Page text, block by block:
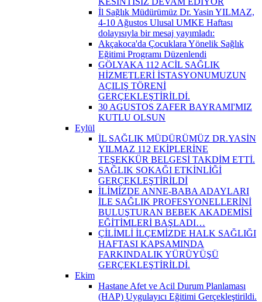
İl Sağlık Müdürümüz Dr. Yasin YILMAZ,
4-10 Ağustos Ulusal UMKE Haftası
dolayısıyla bir mesaj yayımladı:
Akçakoca'da Çocuklara Yönelik Sağlık
Eğitimi Programı Düzenlendi
GÖLYAKA 112 ACİL SAĞLIK
HİZMETLERİ İSTASYONUMUZUN
AÇILIŞ TÖRENİ
GERÇEKLEŞTİRİLDİ.
30 AGUSTOS ZAFER BAYRAMI'MIZ
KUTLU OLSUN
Eylül
İL SAĞLIK MÜDÜRÜMÜZ DR.YASİN
YILMAZ 112 EKİPLERİNE
TEŞEKKÜR BELGESİ TAKDİM ETTİ.
SAĞLIK SOKAĞI ETKİNLİĞİ
GERÇEKLEŞTİRİLDİ
İLİMİZDE ANNE-BABA ADAYLARI
İLE SAĞLIK PROFESYONELLERİNİ
BULUŞTURAN BEBEK AKADEMİSİ
EĞİTİMLERİ BAŞLADI…
ÇİLİMLİ İLÇEMİZDE HALK SAĞLIĞI
HAFTASI KAPSAMINDA
FARKINDALIK YÜRÜYÜŞÜ
GERÇEKLEŞTİRİLDİ.
Ekim
Hastane Afet ve Acil Durum Planlaması
(HAP) Uygulayıcı Eğitimi Gerçekleştirildi.